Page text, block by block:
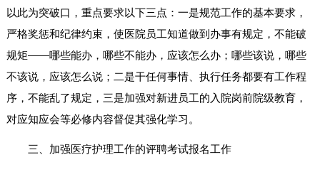
以此为突破口，重点要求以下三点：一是规范工作的基本要求，
严格奖惩和纪律约束，使医院员工知道做到办事有规定，不能破
规矩――哪些能办，哪些不能办，应该怎么办；哪些该说，哪些
不该说，应该怎么说；二是干任何事情、执行任务都要有工作程
序，不能乱了规定，三是加强对新进员工的入院岗前院级教育，
对应知应会等必修内容督促其强化学习。
三、加强医疗护理工作的评聘考试报名工作